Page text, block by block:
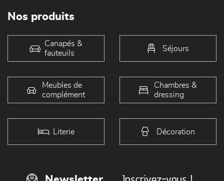
Nos produits
Canapés &
fauteuils
Séjours
Meubles de
complément
Chambres &
dressing
Literie Décoration